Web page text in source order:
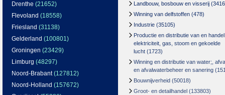
Drenthe (21652)
Flevoland (18558)
Friesland (31138)
Gelderland (100801)
Groningen (23429)
Limburg (48297)
Noord-Brabant(127812)
Noord-Holland (157672)
Landbouw, bosbouw en visserij
Winning van delfstoffen (478)
Industrie (35105)
Productie en distributie van en
elektriciteit, gas, stoom en gekoelde
lucht (1723)
Winning en distributie van water;,
en afvalwaterbeheer en sanering
Bouwnijverheid (50018)
Groot- en detailhandel (133803)